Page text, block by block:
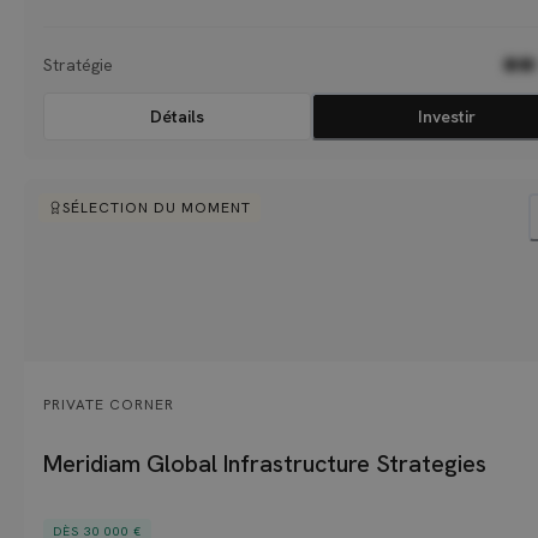
Stratégie
Détails Investir
SÉLECTION DU MOMENT
PRIVATE CORNER
Meridiam Global Infrastructure Strategies
DÈS 30 000 €